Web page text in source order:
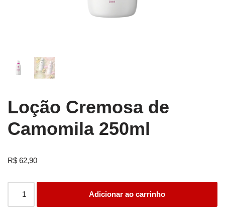
Loção Cremosa de
Camomila 250ml
R$ 62,90
Adicionar ao carrinho